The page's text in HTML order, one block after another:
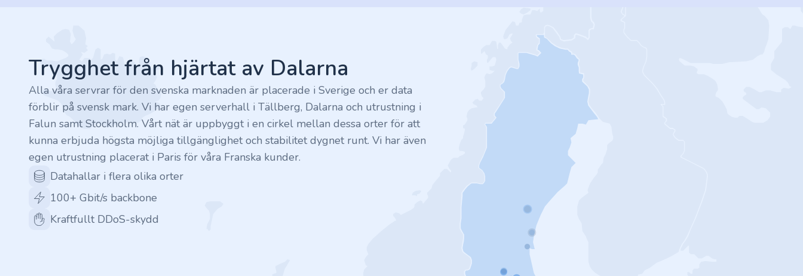
.ch
.ink
.email
.uk
.design
Trygghet från hjärtat av Dalarna
Alla våra servrar för den svenska marknaden är placerade i Sverige och er data
förblir på svensk mark. Vi har egen serverhall i Tällberg, Dalarna och utrustning i
Falun samt Stockholm. Vårt nät är uppbyggt i en cirkel mellan dessa orter för att
kunna erbjuda högsta möjliga tillgänglighet och stabilitet dygnet runt. Vi har även
egen utrustning placerat i Paris för våra Franska kunder.
Datahallar i flera olika orter
100+ Gbit/s backbone
Kraftfullt DDoS-skydd